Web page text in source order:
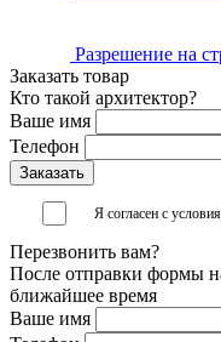
Разрешение на
Заказать товар
Кто такой архитектор?
Ваше имя
Телефон
Я согласен с
Перезвонить вам?
После отправки формы
ближайшее время
Ваше имя